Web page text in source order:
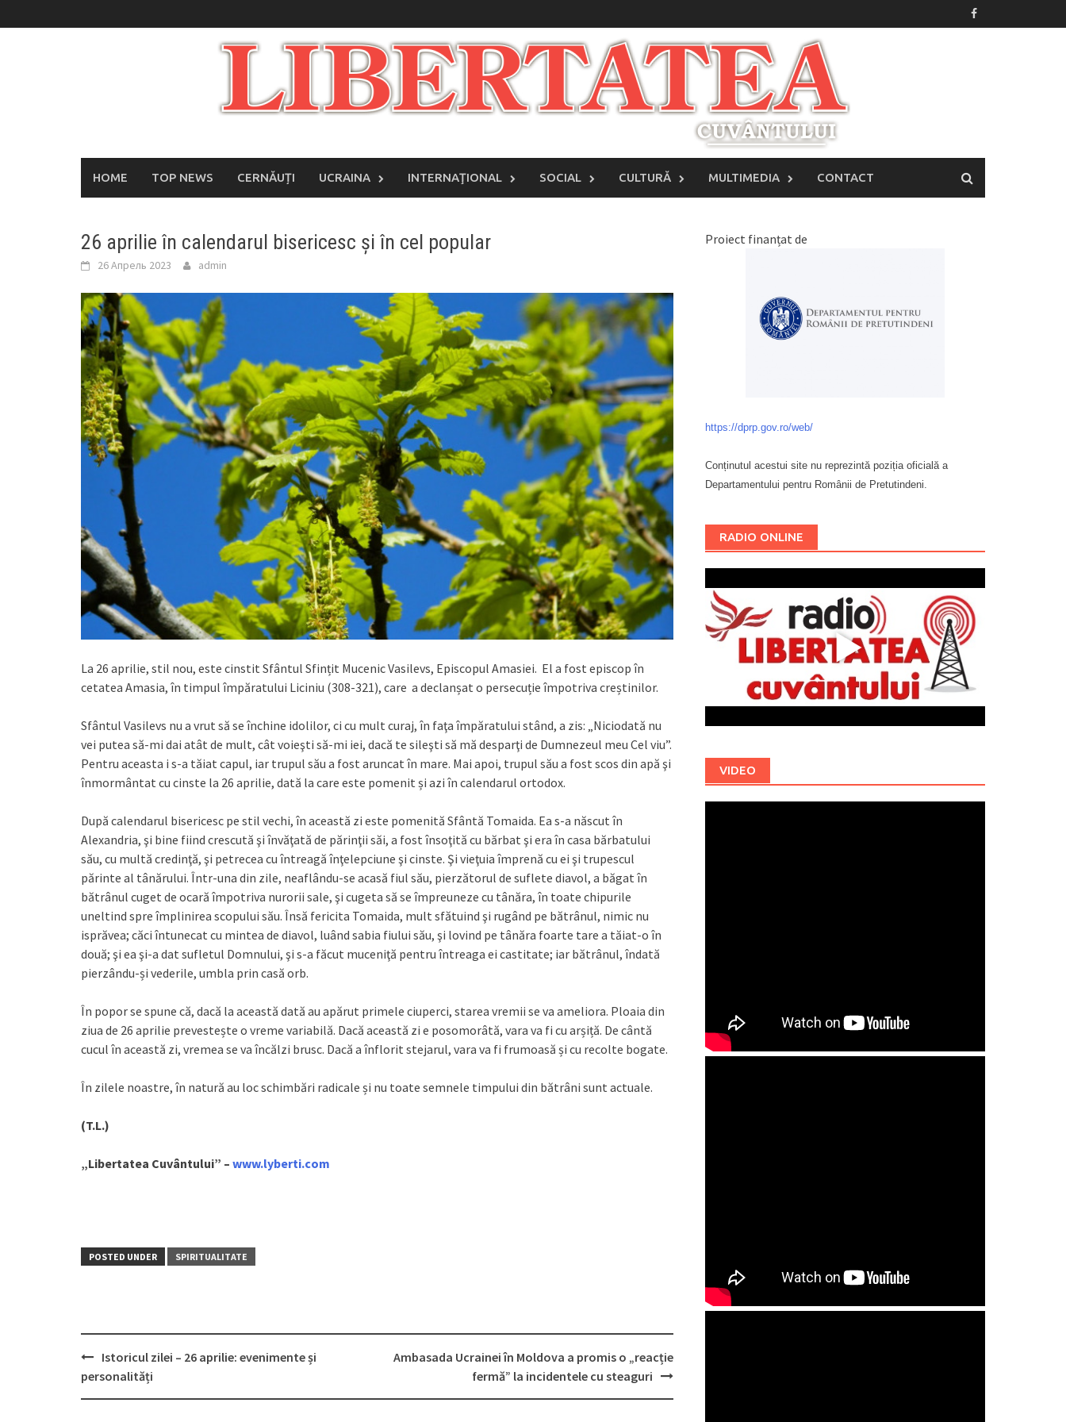
to
HOME TOP NEWS CERNĂUȚI UCRAINA INTERNAŢIONAL SOCIAL CULTURĂ MULTIMEDIA CONTACT
26 aprilie în calendarul bisericesc și în cel popular
26 Апрель 2023 admin
La 26 aprilie, stil nou, este cinstit Sfântul Sfințit Mucenic Vasilevs, Episcopul Amasiei. El a fost episcop în
cetatea Amasia, în timpul împăratului Liciniu (308-321), care a declanșat o persecuție împotriva creștinilor.
Sfântul Vasilevs nu a vrut să se închine idolilor, ci cu mult curaj, în faţa împăratului stând, a zis: „Niciodată nu
vei putea să-mi dai atât de mult, cât voieşti să-mi iei, dacă te sileşti să mă desparţi de Dumnezeul meu Cel viu”.
Pentru aceasta i s-a tăiat capul, iar trupul său a fost aruncat în mare. Mai apoi, trupul său a fost scos din apă şi
înmormântat cu cinste la 26 aprilie, dată la care este pomenit și azi în calendarul ortodox.
După calendarul bisericesc pe stil vechi, în această zi este pomenită Sfântă Tomaida. Ea s-a născut în
Alexandria, şi bine fiind crescută şi învăţată de părinţii săi, a fost însoţită cu bărbat şi era în casa bărbatului
său, cu multă credinţă, şi petrecea cu întreagă înţelepciune şi cinste. Şi vieţuia împrenă cu ei şi trupescul
părinte al tânărului. Într-una din zile, neaflându-se acasă fiul său, pierzătorul de suflete diavol, a băgat în
bătrânul cuget de ocară împotriva nurorii sale, şi cugeta să se împreuneze cu tânăra, în toate chipurile
uneltind spre împlinirea scopului său. Însă fericita Tomaida, mult sfătuind şi rugând pe bătrânul, nimic nu
isprăvea; căci întunecat cu mintea de diavol, luând sabia fiului său, şi lovind pe tânăra foarte tare a tăiat-o în
două; şi ea şi-a dat sufletul Domnului, şi s-a făcut muceniţă pentru întreaga ei castitate; iar bătrânul, îndată
pierzându-și vederile, umbla prin casă orb.
În popor se spune că, dacă la această dată au apărut primele ciuperci, starea vremii se va ameliora. Ploaia din
ziua de 26 aprilie prevestește o vreme variabilă. Dacă această zi e posomorâtă, vara va fi cu arșiță. De cântă
cucul în această zi, vremea se va încălzi brusc. Dacă a înflorit stejarul, vara va fi frumoasă și cu recolte bogate.
În zilele noastre, în natură au loc schimbări radicale și nu toate semnele timpului din bătrâni sunt actuale.
(T.L.)
„Libertatea Cuvântului” – www.lyberti.com
POSTED UNDER SPIRITUALITATE
Post
navigation
Istoricul zilei – 26 aprilie: evenimente și
personalități
Ambasada Ucrainei în Moldova a promis o „reacție
fermă” la incidentele cu steaguri
Proiect finanțat de
https://dprp.gov.ro/web/
Conținutul acestui site nu reprezintă poziția oficială a
Departamentului pentru Românii de Pretutindeni.
RADIO ONLINE
VIDEO